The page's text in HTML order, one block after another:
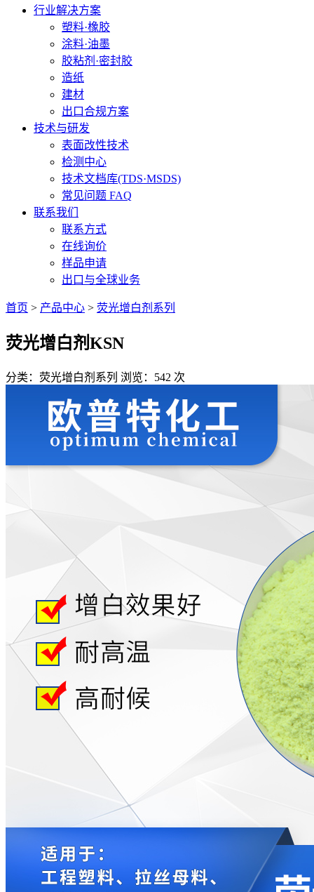
行业解决方案
塑料·橡胶
涂料·油墨
胶粘剂·密封胶
造纸
建材
出口合规方案
技术与研发
表面改性技术
检测中心
技术文档库(TDS·MSDS)
常见问题 FAQ
联系我们
联系方式
在线询价
样品申请
出口与全球业务
首页 > 产品中心 > 荧光增白剂系列
荧光增白剂KSN
分类：荧光增白剂系列 浏览：542 次